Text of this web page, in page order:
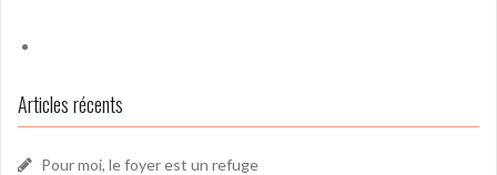
Articles récents
Pour moi, le foyer est un refuge